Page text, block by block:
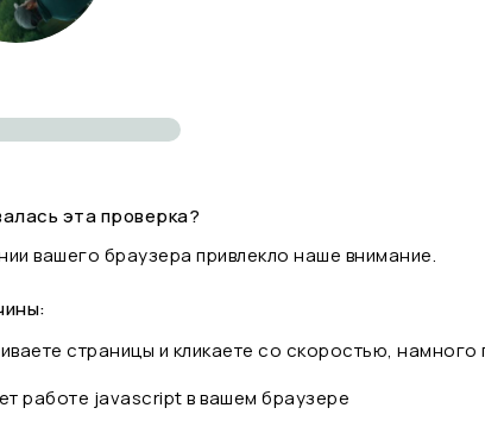
эта проверка?
вашего браузера привлекло наше внимание.
страницы и кликаете со скоростью,
работе javascript в вашем браузере